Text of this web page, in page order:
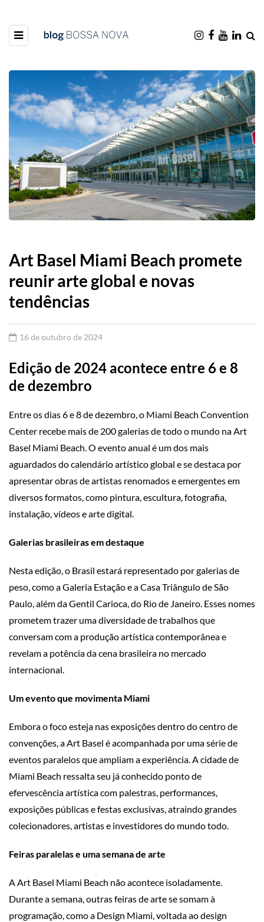
Art Basel Miami Beach promete
reunir arte global e novas
tendências
16 de outubro de 2024
Edição de 2024 acontece entre 6 e 8
de dezembro
Entre os dias 6 e 8 de dezembro, o Miami Beach Convention
Center recebe mais de 200 galerias de todo o mundo na Art
Basel Miami Beach. O evento anual é um dos mais
aguardados do calendário artístico global e se destaca por
apresentar obras de artistas renomados e emergentes em
diversos formatos, como pintura, escultura, fotografia,
instalação, vídeos e arte digital.
Galerias brasileiras em destaque
Nesta edição, o Brasil estará representado por galerias de
peso, como a Galeria Estação e a Casa Triângulo de São
Paulo, além da Gentil Carioca, do Rio de Janeiro. Esses nomes
prometem trazer uma diversidade de trabalhos que
conversam com a produção artística contemporânea e
revelam a potência da cena brasileira no mercado
internacional.
Um evento que movimenta Miami
Embora o foco esteja nas exposições dentro do centro de
convenções, a Art Basel é acompanhada por uma série de
eventos paralelos que ampliam a experiência. A cidade de
Miami Beach ressalta seu já conhecido ponto de
efervescência artística com palestras, performances,
exposições públicas e festas exclusivas, atraindo grandes
colecionadores, artistas e investidores do mundo todo.
Feiras paralelas e uma semana de arte
A Art Basel Miami Beach não acontece isoladamente.
Durante a semana, outras feiras de arte se somam à
programação, como a Design Miami, voltada ao design